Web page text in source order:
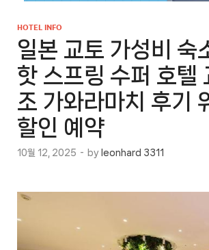
HOTEL INFO
일본 교토 가성비 숙
핫 스프링 수퍼 호텔
조 가와라마치 후기
할인 예약
10월 12, 2025 - by leonhard 3311